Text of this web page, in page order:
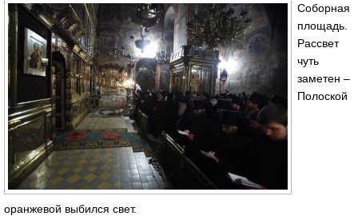
Соборная
площадь.
Рассвет
чуть
заметен –
Полоской
оранжевой выбился свет.